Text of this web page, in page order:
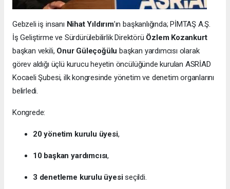
Gebzeli iş insanı Nihat Yıldırım’ın başkanlığında; PİMTAŞ A.Ş.
İş Geliştirme ve Sürdürülebilirlik Direktörü Özlem Kozankurt
başkan vekili, Onur Güleçoğülu başkan yardımcısı olarak
görev aldığı üçlü kurucu heyetin öncülüğünde kurulan ASRİAD
Kocaeli Şubesi, ilk kongresinde yönetim ve denetim organlarını
belirledi.
Kongrede:
20 yönetim kurulu üyesi,
10 başkan yardımcısı,
3 denetleme kurulu üyesiseçildi.